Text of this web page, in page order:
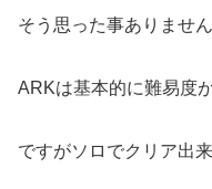
そう思った事ありませ
ARKは基本的に難易度
ですがソロでクリア出